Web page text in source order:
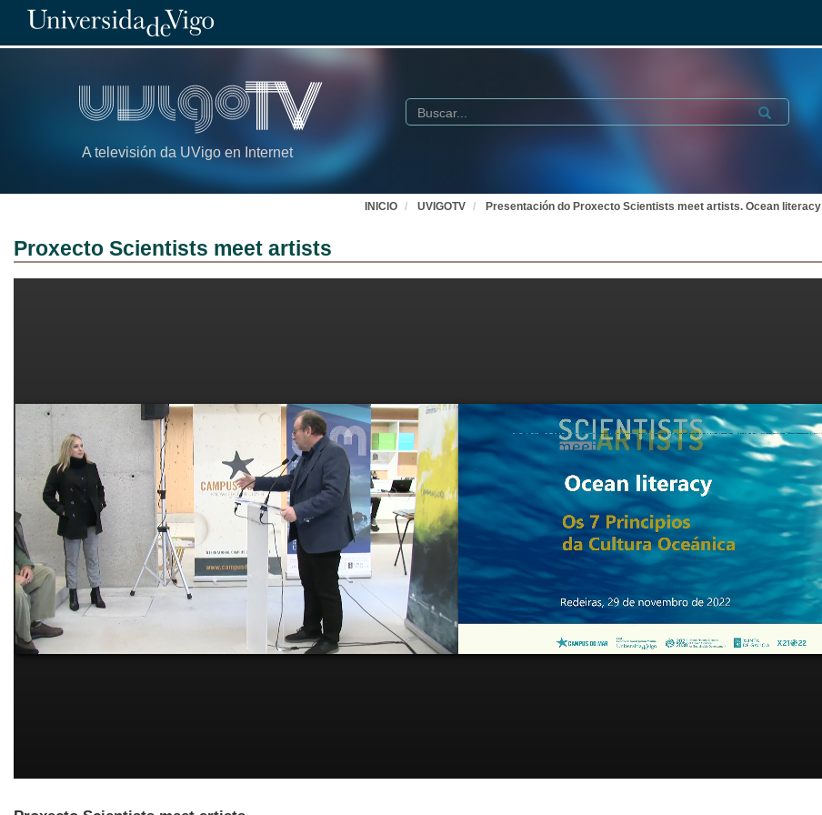
A televisión da UVigo en Internet
Buscar Submit
INICIO UVIGOTV Presentación do Proxecto Scientists meet artists. Ocean literacy
Proxecto Scientists meet artists